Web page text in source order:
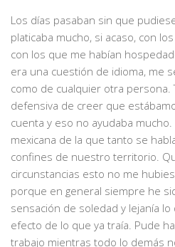
Los días pasaban sin que
platicaba mucho, si acaso, con
con los que me habían
era una cuestión de idioma, me
como de cualquier otra persona.
defensiva de creer que
cuenta y eso no ayudaba mucho.
mexicana de la que tanto se
confines de nuestro territorio.
circunstancias esto no me
porque en general siempre he
sensación de soledad y lejanía
efecto de lo que ya traía. Pude
trabajo mientras todo lo demás